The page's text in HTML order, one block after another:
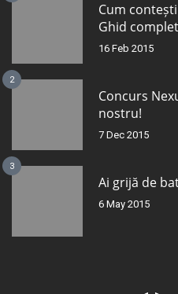
Cum
Ghid complet
16 Feb 2015
2
Concurs
nostru!
7 Dec 2015
3
Ai grijă de
6 May 2015